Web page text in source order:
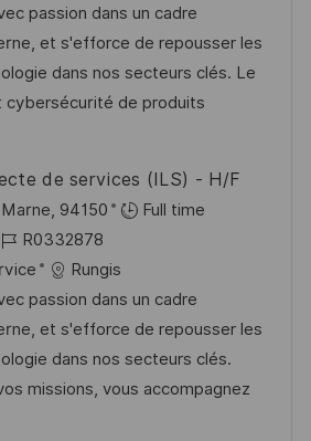
b
-
I
D
passion dans un cadre
et s'efforce de repousser les
dans nos secteurs clés. Le
de produits
de services (ILS) - H/F
94150
Full time
J
o
b
-
I
D
R0332878
Rungis
passion dans un cadre
et s'efforce de repousser les
dans nos secteurs clés.
missions, vous accompagnez